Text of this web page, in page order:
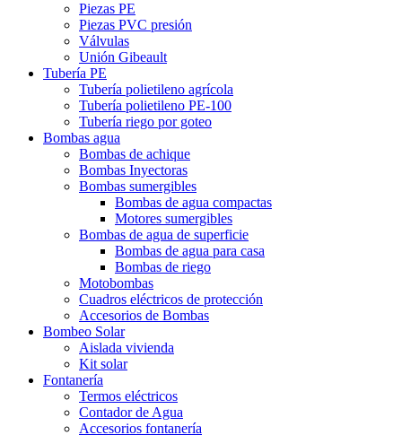
Piezas PE
Piezas PVC presión
Válvulas
Unión Gibeault
Tubería PE
Tubería polietileno agrícola
Tubería polietileno PE-100
Tubería riego por goteo
Bombas agua
Bombas de achique
Bombas Inyectoras
Bombas sumergibles
Bombas de agua compactas
Motores sumergibles
Bombas de agua de superficie
Bombas de agua para casa
Bombas de riego
Motobombas
Cuadros eléctricos de protección
Accesorios de Bombas
Bombeo Solar
Aislada vivienda
Kit solar
Fontanería
Termos eléctricos
Contador de Agua
Accesorios fontanería